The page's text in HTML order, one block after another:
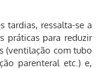
tardias, ressalta-se a
práticas para reduzir
(ventilação com tubo
parenteral etc.) e,